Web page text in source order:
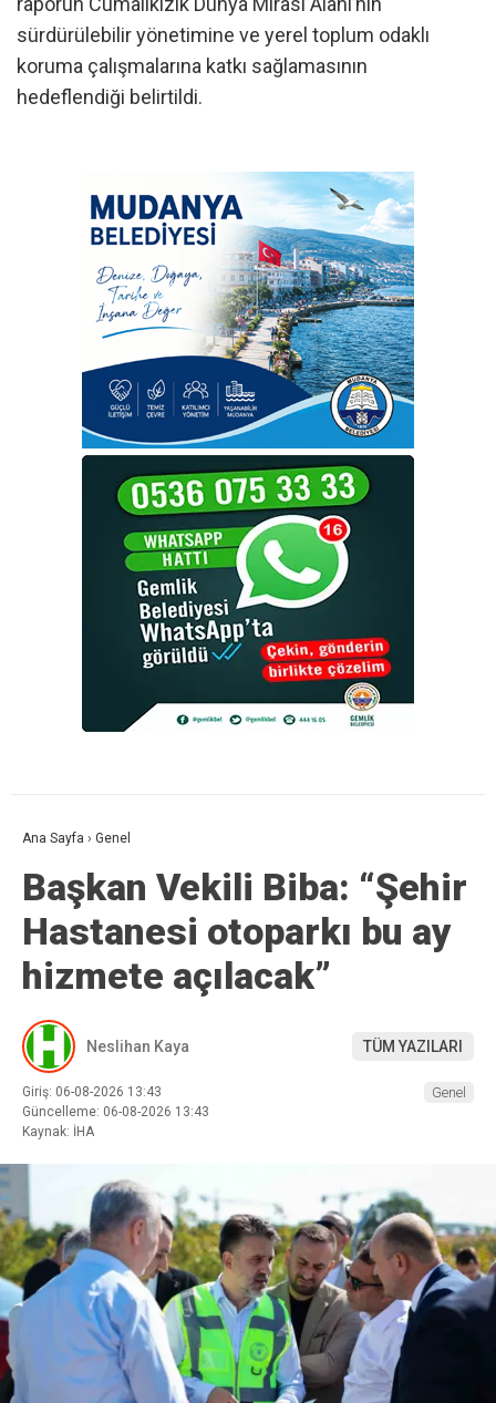
sürdürülebilir yönetimine ve yerel toplum odaklı
koruma çalışmalarına katkı sağlamasının
hedeflendiği belirtildi.
Ana Sayfa › Genel
Başkan Vekili Biba: “Şehir
Hastanesi otoparkı bu ay
hizmete açılacak”
Neslihan Kaya TÜM YAZILARI
Giriş: 06-08-2026 13:43
Güncelleme: 06-08-2026 13:43
Kaynak: İHA
Genel